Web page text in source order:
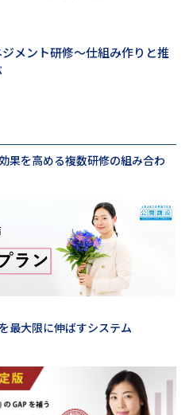
メント研修～仕組み作りと推
果を高める複数研修の組み合わ
最大限に伸ばすシステム